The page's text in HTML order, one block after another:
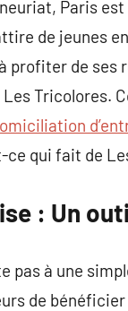
Paris
de jeunes
profiter de ses
Tricolores.
ce qui fait de
: Un
pas à une
de